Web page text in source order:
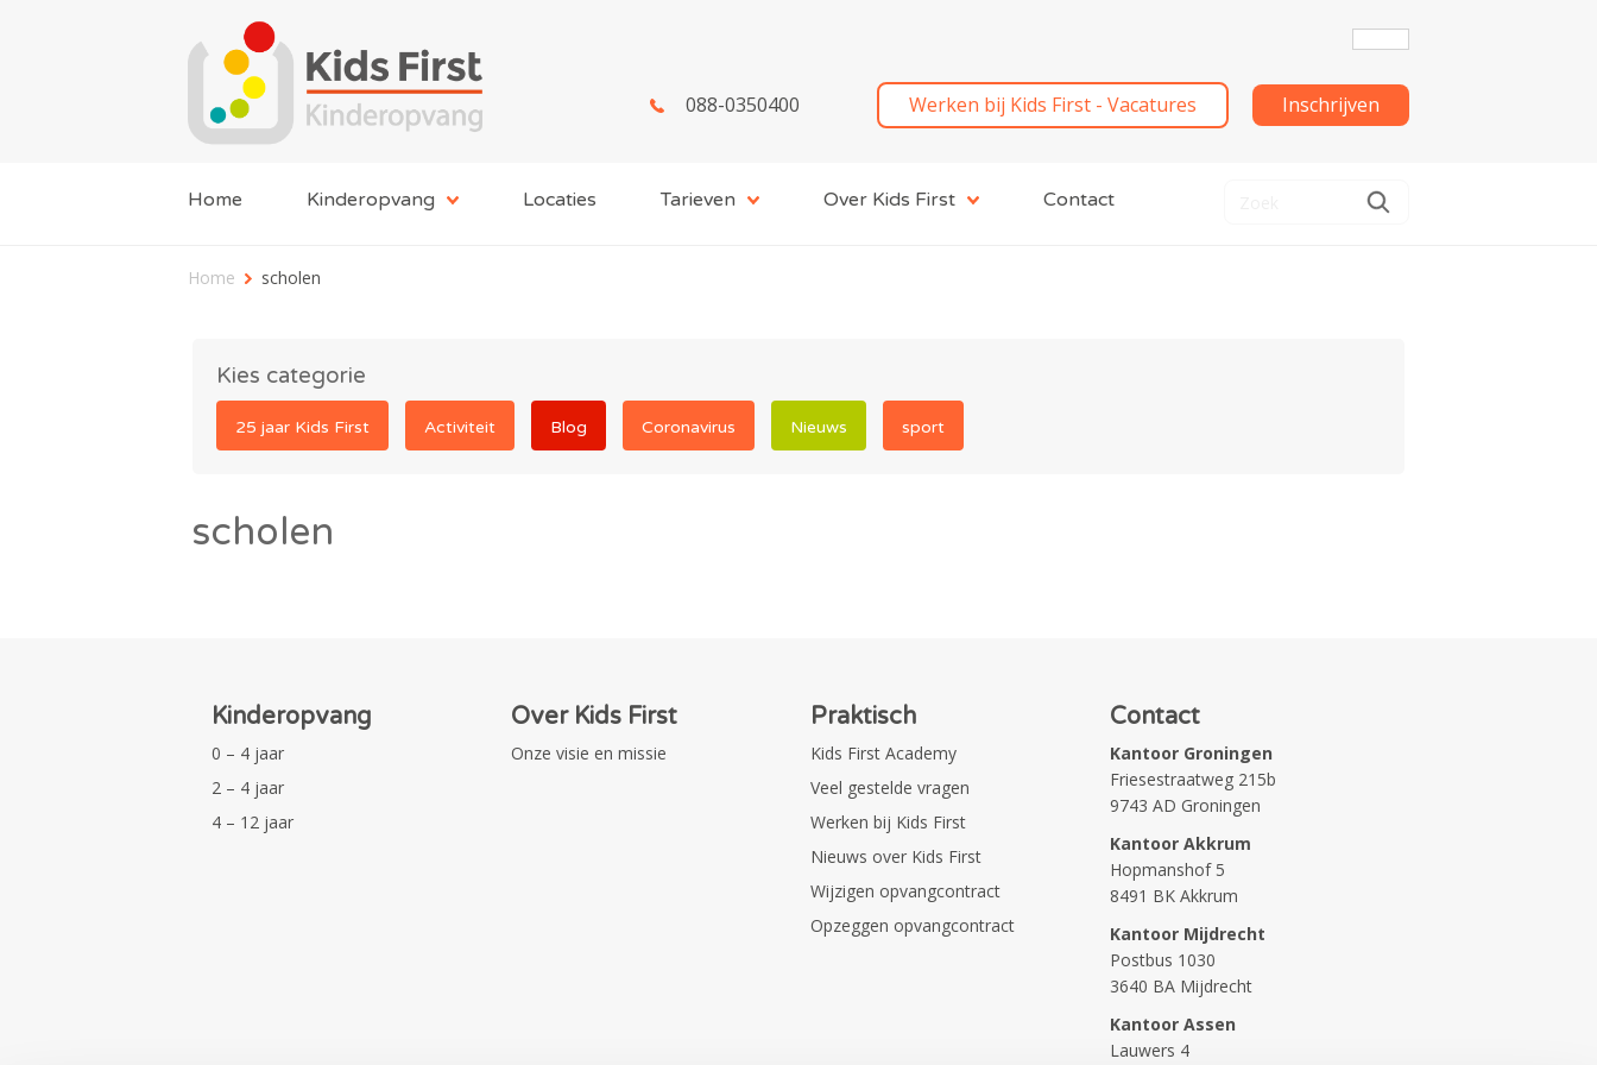
088-0350400 Werken bij Kids First - Vacatures Inschrijven
Home Kinderopvang Locaties Tarieven Over Kids First Contact
Home scholen
Kies categorie
25 jaar Kids First Activiteit Blog Coronavirus Nieuws sport
scholen
Kinderopvang
0 – 4 jaar
2 – 4 jaar
4 – 12 jaar
Over Kids First
Onze visie en missie
Praktisch
Kids First Academy
Veel gestelde vragen
Werken bij Kids First
Nieuws over Kids First
Wijzigen opvangcontract
Opzeggen opvangcontract
Contact
Kantoor Groningen
Friesestraatweg 215b
9743 AD Groningen
Kantoor Akkrum
Hopmanshof 5
8491 BK Akkrum
Kantoor Mijdrecht
Postbus 1030
3640 BA Mijdrecht
Kantoor Assen
Lauwers 4